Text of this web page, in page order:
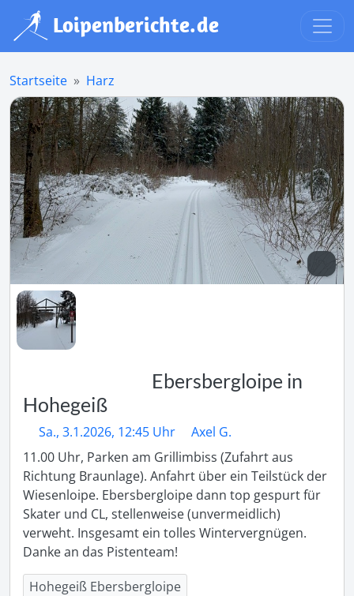
Startseite Harz
Ebersbergloipe in
Hohegeiß
Sa., 3.1.2026, 12:45 Uhr
Axel G.
11.00 Uhr, Parken am Grillimbiss (Zufahrt aus
Richtung Braunlage). Anfahrt über ein Teilstück der
Wiesenloipe. Ebersbergloipe dann top gespurt für
Skater und CL, stellenweise (unvermeidlich)
verweht. Insgesamt ein tolles Wintervergnügen.
Danke an das Pistenteam!
Hohegeiß Ebersbergloipe